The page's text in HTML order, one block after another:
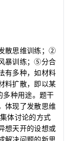
散思维训练；②
暴训练；⑤分合
有多种，如材料
料扩散，即以某
多种用途。题干
体现了发散思维
体讨论的方式
想天开的设想或
解决问题的新思